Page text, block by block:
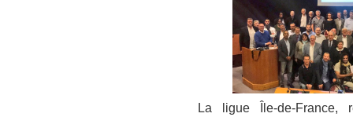
La ligue Île-de-France,